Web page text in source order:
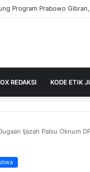
REDAKSI KODE ETIK
Ijazah Palsu Oknum